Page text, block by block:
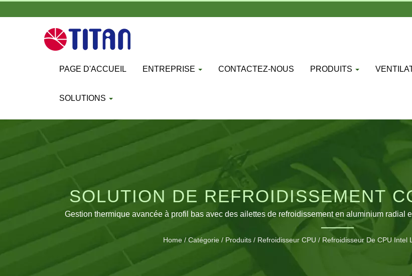
PAGE D'ACCUEIL ENTREPRISE CONTACTEZ-NOUS PRODUITS
SOLUTIONS
SOLUTION DE REFROIDISSEMENT
SUR PLATEFORMES
Gestion thermique avancée à profil bas avec des ailettes de refroidissement en aluminium radial
limité.
Home / Catégorie / Produits / Refroidisseur CPU / Refroidisseur De CPU Intel